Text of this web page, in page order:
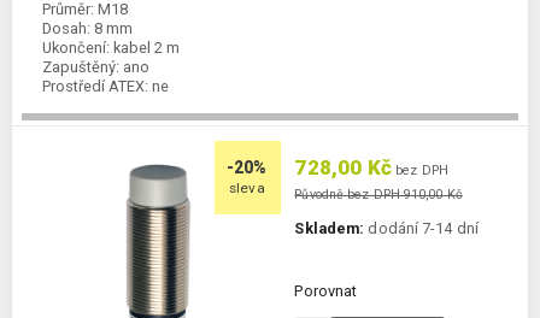
Průměr: M18
Dosah: 8 mm
Ukončení: kabel 2 m
Zapuštěný: ano
Prostředí ATEX: ne
-20%
sleva
728,00 Kč bez DPH
Původně bez DPH 910,00 Kč
Skladem: dodání 7-14 dní
Porovnat